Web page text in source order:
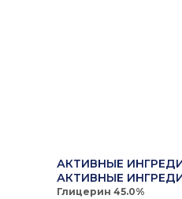
АКТИВНЫЕ
АКТИВНЫЕ
Глицерин 45.0%